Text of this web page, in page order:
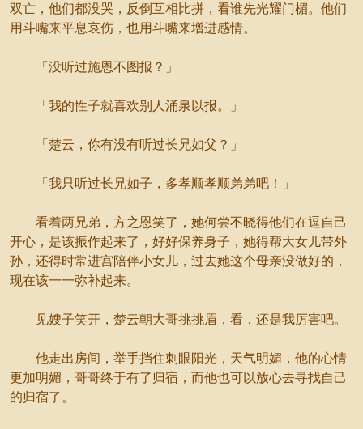
双亡，他们都没哭，反倒互相比拼，看谁先光耀门楣。他们
用斗嘴来平息哀伤，也用斗嘴来增进感情。
「没听过施恩不图报？」
「我的性子就喜欢别人涌泉以报。」
「楚云，你有没有听过长兄如父？」
「我只听过长兄如子，多孝顺孝顺弟弟吧！」
看着两兄弟，方之恩笑了，她何尝不晓得他们在逗自己
开心，是该振作起来了，好好保养身子，她得帮大女儿带外
孙，还得时常进宫陪伴小女儿，过去她这个母亲没做好的，
现在该一一弥补起来。
见嫂子笑开，楚云朝大哥挑挑眉，看，还是我厉害吧。
他走出房间，举手挡住刺眼阳光，天气明媚，他的心情
更加明媚，哥哥终于有了归宿，而他也可以放心去寻找自己
的归宿了。